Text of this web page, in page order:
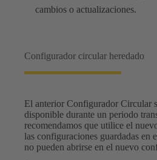
cambios o actualizaciones.
Configurador circular heredado
El anterior Configurador Circular
disponible durante un periodo
recomendamos que utilice el
las configuraciones guardadas en
no pueden abrirse en el nuevo